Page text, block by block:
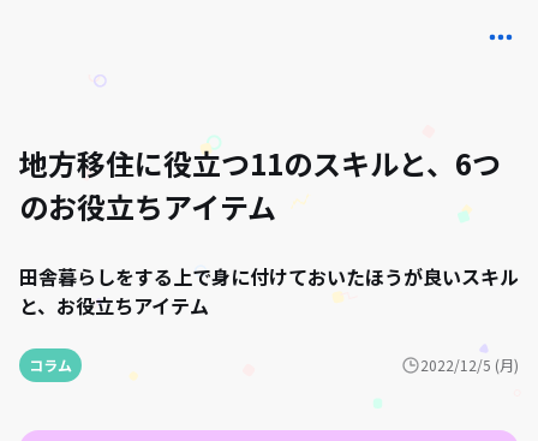
地方移住に役立つ11のスキルと、6つ
のお役立ちアイテム
田舎暮らしをする上で身に付けておいたほうが良いスキル
と、お役立ちアイテム
コラム 2022/12/5 (月)